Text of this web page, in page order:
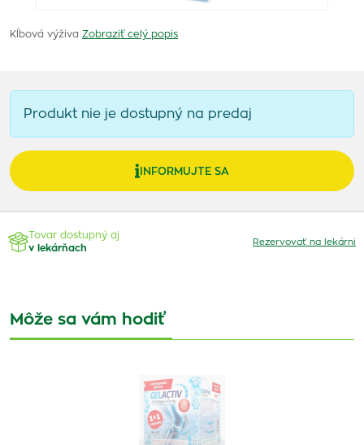
Kĺbová výživa Zobraziť celý popis
Produkt nie je dostupný na predaj
INFORMUJTE SA
Tovar dostupný aj
v lekárňach
Rezervovať na lekárni
Môže sa vám hodiť